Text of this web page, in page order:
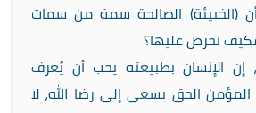
(الخبيئة) الصالحة سمة من سمات
فكيف نحرص عليها؟
إن الإنسان بطبيعته يحب أن يُعرف
المؤمن الحق يسعى إلى رضا الله، لا